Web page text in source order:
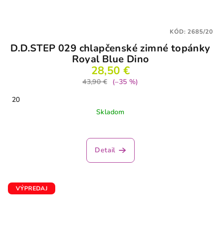
D.D.STEP 029 chlapčenské zimné topánky
Royal Blue Dino
28,50 €
43,90 €
(–35 %)
20
Skladom
Detail
KÓD:2685/20
VÝPREDAJ